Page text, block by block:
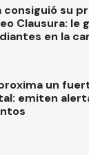
consiguió su
Clausura: le
en la
un
emiten